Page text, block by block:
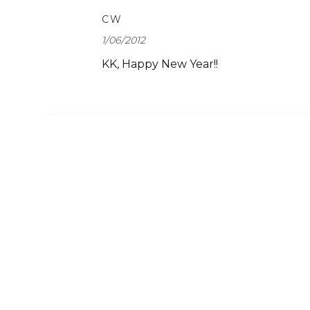
CW
1/06/2012
KK, Happy New Year!!